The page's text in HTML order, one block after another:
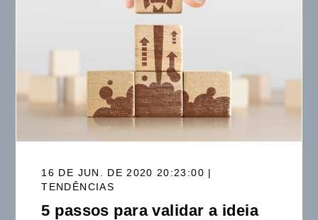
16 DE JUN. DE 2020 20:23:00 |
TENDÊNCIAS
5 passos para validar a ideia